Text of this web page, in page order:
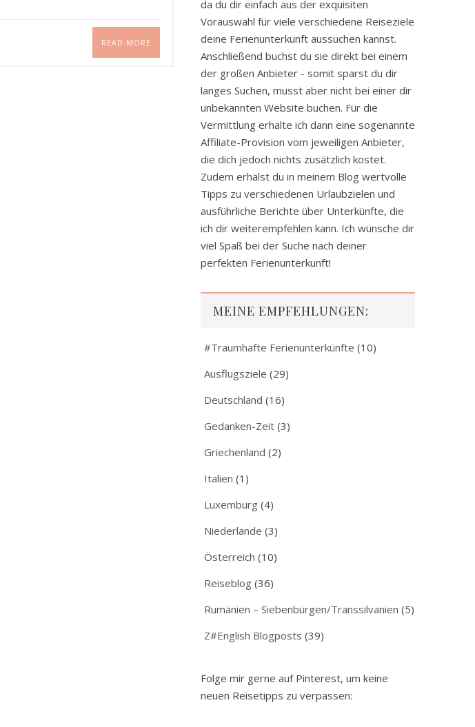
READ MORE
da du dir einfach aus der exquisiten
Vorauswahl für viele verschiedene Reiseziele
deine Ferienunterkunft aussuchen kannst.
Anschließend buchst du sie direkt bei einem
der großen Anbieter - somit sparst du dir
langes Suchen, musst aber nicht bei einer dir
unbekannten Website buchen. Für die
Vermittlung erhalte ich dann eine sogenannte
Affiliate-Provision vom jeweiligen Anbieter,
die dich jedoch nichts zusätzlich kostet.
Zudem erhälst du in meinem Blog wertvolle
Tipps zu verschiedenen Urlaubzielen und
ausführliche Berichte über Unterkünfte, die
ich dir weiterempfehlen kann. Ich wünsche dir
viel Spaß bei der Suche nach deiner
perfekten Ferienunterkunft!
MEINE EMPFEHLUNGEN:
#Traumhafte Ferienunterkünfte (10)
Ausflugsziele (29)
Deutschland (16)
Gedanken-Zeit (3)
Griechenland (2)
Italien (1)
Luxemburg (4)
Niederlande (3)
Österreich (10)
Reiseblog (36)
Rumänien – Siebenbürgen/Transsilvanien (5)
Z#English Blogposts (39)
Folge mir gerne auf Pinterest, um keine
neuen Reisetipps zu verpassen: